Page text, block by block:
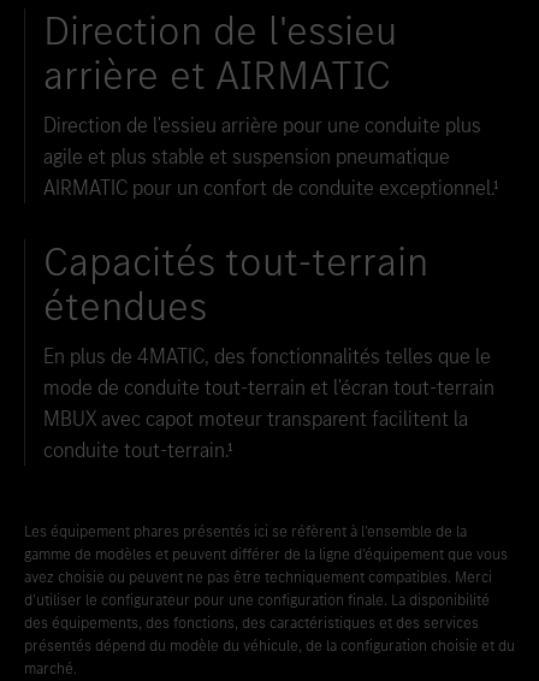
Direction de l'essieu
arrière et AIRMATIC
Direction de l'essieu arrière pour une conduite plus
agile et plus stable et suspension pneumatique
AIRMATIC pour un confort de conduite exceptionnel.¹
Capacités tout-terrain
étendues
En plus de 4MATIC, des fonctionnalités telles que le
mode de conduite tout-terrain et l'écran tout-terrain
MBUX avec capot moteur transparent facilitent la
conduite tout-terrain.¹
Les équipement phares présentés ici se réfèrent à l’ensemble de la
gamme de modèles et peuvent différer de la ligne d’équipement que vous
avez choisie ou peuvent ne pas être techniquement compatibles. Merci
d’utiliser le configurateur pour une configuration finale. La disponibilité
des équipements, des fonctions, des caractéristiques et des services
présentés dépend du modèle du véhicule, de la configuration choisie et du
marché.